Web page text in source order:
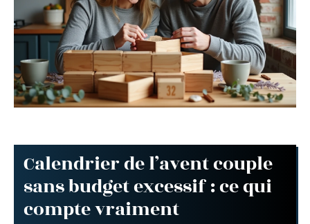
Calendrier de l’avent couple
sans budget excessif : ce qui
compte vraiment